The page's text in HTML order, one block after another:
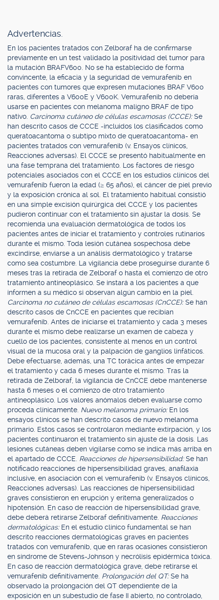
Advertencias.
En los pacientes tratados con Zelboraf ha de confirmarse
previamente en un test validado la positividad del tumor para
la mutación BRAFV600. No se ha establecido de forma
convincente, la eficacia y la seguridad de vemurafenib en
pacientes con tumores que expresen mutaciones BRAF V600
raras, diferentes a V600E y V600K. Vemurafenib no debería
usarse en pacientes con melanoma maligno BRAF de tipo
nativo. Carcinoma cutáneo de células escamosas (CCCE):Se
han descrito casos de CCCE -incluidos los clasificados como
queratoacantoma o subtipo mixto de queratoacantoma- en
pacientes tratados con vemurafenib (v. Ensayos clínicos,
Reacciones adversas). El CCCE se presentó habitualmente en
una fase temprana del tratamiento. Los factores de riesgo
potenciales asociados con el CCCE en los estudios clínicos del
vemurafenib fueron la edad (≥ 65 años), el cáncer de piel previo
y la exposición crónica al sol. El tratamiento habitual consistió
en una simple excisión quirúrgica del CCCE y los pacientes
pudieron continuar con el tratamiento sin ajustar la dosis. Se
recomienda una evaluación dermatológica de todos los
pacientes antes de iniciar el tratamiento y controles rutinarios
durante el mismo. Toda lesión cutánea sospechosa debe
excindirse, enviarse a un análisis dermatológico y tratarse
como sea costumbre. La vigilancia debe proseguirse durante 6
meses tras la retirada de Zelboraf o hasta el comienzo de otro
tratamiento antineoplásico. Se instará a los pacientes a que
informen a su médico si observan algún cambio en la piel.
Carcinoma no cutáneo de células escamosas (CnCCE):Se han
descrito casos de CnCCE en pacientes que recibían
vemurafenib. Antes de iniciarse el tratamiento y cada 3 meses
durante el mismo debe realizarse un examen de cabeza y
cuello de los pacientes, consistente al menos en un control
visual de la mucosa oral y la palpación de ganglios linfáticos.
Debe efectuarse, además, una TC torácica antes de empezar
el tratamiento y cada 6 meses durante el mismo. Tras la
retirada de Zelboraf, la vigilancia de CnCCE debe mantenerse
hasta 6 meses o el comienzo de otro tratamiento
antineoplásico. Los valores anómalos deben evaluarse como
proceda clínicamente. Nuevo melanoma primario: En los
ensayos clínicos se han descrito casos de nuevo melanoma
primario. Estos casos se controlaron mediante extirpación, y los
pacientes continuaron el tratamiento sin ajuste de la dosis. Las
lesiones cutáneas deben vigilarse como se indica más arriba en
el apartado de CCCE. Reacciones de hipersensibilidad:Se han
notificado reacciones de hipersensibilidad graves, anafilaxia
inclusive, en asociación con el vemurafenib (v. Ensayos clínicos,
Reacciones adversas). Las reacciones de hipersensibilidad
graves consistieron en erupción y eritema generalizados o
hipotensión. En caso de reacción de hipersensibilidad grave,
debe deberá retirarse Zelboraf definitivamente. Reacciones
dermatológicas: En el estudio clínico fundamental se han
descrito reacciones dermatológicas graves en pacientes
tratados con vemurafenib, que en raras ocasiones consistieron
en síndrome de Stevens-Johnson y necrólisis epidérmica tóxica.
En caso de reacción dermatológica grave, debe retirarse el
vemurafenib definitivamente. Prolongación del QT:Se ha
observado la prolongación del QT dependiente de la
exposición en un subestudio de fase II abierto, no controlado,